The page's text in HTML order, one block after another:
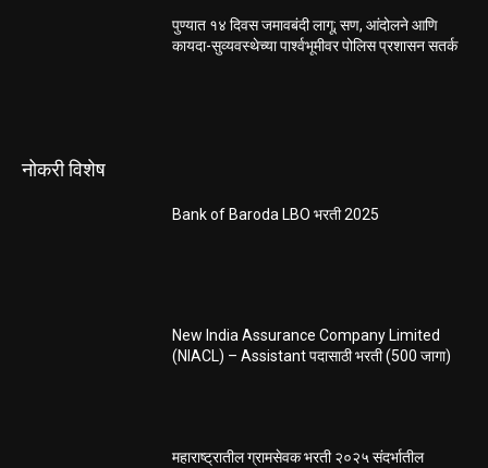
पुण्यात १४ दिवस जमावबंदी लागू; सण, आंदोलने आणि
कायदा-सुव्यवस्थेच्या पार्श्वभूमीवर पोलिस प्रशासन सतर्क
नोकरी विशेष
Bank of Baroda LBO भरती 2025
New India Assurance Company Limited
(NIACL) – Assistant पदासाठी भरती (500 जागा)
महाराष्ट्रातील ग्रामसेवक भरती २०२५ संदर्भातील